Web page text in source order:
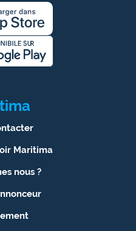
Maritima
nous ?